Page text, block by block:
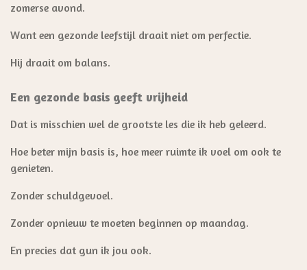
zomerse avond.
Want een gezonde leefstijl draait niet om perfectie.
Hij draait om balans.
Een gezonde basis geeft vrijheid
Dat is misschien wel de grootste les die ik heb geleerd.
Hoe beter mijn basis is, hoe meer ruimte ik voel om ook te
genieten.
Zonder schuldgevoel.
Zonder opnieuw te moeten beginnen op maandag.
En precies dat gun ik jou ook.